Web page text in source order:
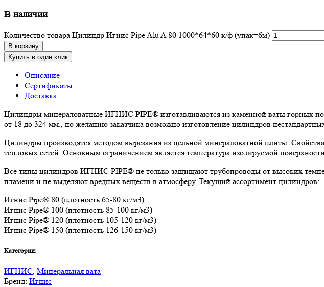
В наличии
Количество товара Цилиндр Игнис Pipe Alu A 80 1000*64*60 к/ф (упак=6м)
В корзину
Купить в один клик
Описание
Сертификаты
Доставка
Цилиндры минераловатные ИГНИС PIPE® изготавливаются из каменной ваты горных
от 18 до 324 мм., по желанию заказчика возможно изготовление цилиндров
Цилиндры производятся методом вырезания из цельной минераловатной плиты.
тепловых сетей. Основным ограничением является температура изолируемой
Все типы цилиндров ИГНИС PIPE® не только защищают трубопроводы от высоких
пламени и не выделяют вредных веществ в атмосферу. Текущий ассортимент цилиндров:
Игнис Pipe® 80 (плотность 65-80 кг/м3)
Игнис Pipe® 100 (плотность 85-100 кг/м3)
Игнис Pipe® 120 (плотность 105-120 кг/м3)
Игнис Pipe® 150 (плотность 126-150 кг/м3)
Категории:
ИГНИС, Минеральная вата
Бренд: Игнис